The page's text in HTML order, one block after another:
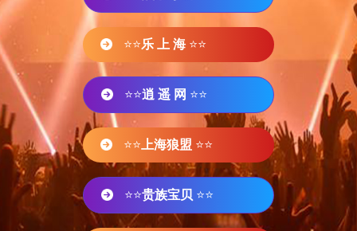
⭐⭐乐 上 海 ⭐⭐
⭐⭐逍 遥 网 ⭐⭐
⭐⭐ 上海狼盟 ⭐⭐
⭐⭐贵族宝贝 ⭐⭐